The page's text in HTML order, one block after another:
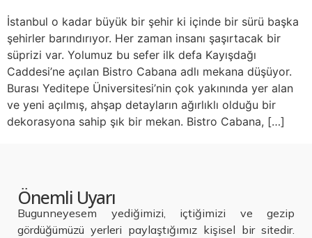
İstanbul o kadar büyük bir şehir ki içinde bir sürü başka
şehirler barındırıyor. Her zaman insanı şaşırtacak bir
süprizi var. Yolumuz bu sefer ilk defa Kayışdağı
Caddesi’ne açılan Bistro Cabana adlı mekana düşüyor.
Burası Yeditepe Üniversitesi’nin çok yakınında yer alan
ve yeni açılmış, ahşap detayların ağırlıklı olduğu bir
dekorasyona sahip şık bir mekan. Bistro Cabana, […]
Önemli Uyarı
Bugunneyesem yediğimizi, içtiğimizi ve gezip
gördüğümüzü yerleri paylaştığımız kişisel bir sitedir.